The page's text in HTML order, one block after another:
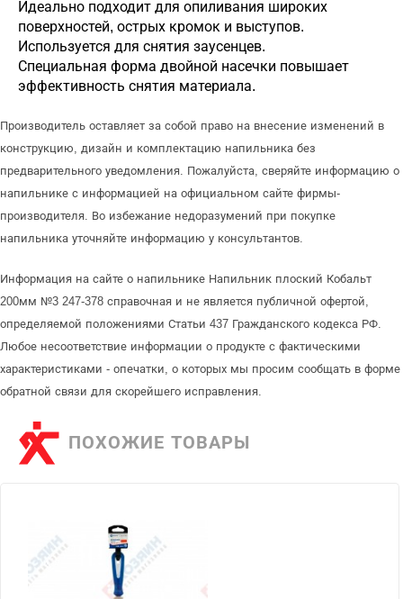
Идеально подходит для опиливания широких
поверхностей, острых кромок и выступов.
Используется для снятия заусенцев.
Специальная форма двойной насечки повышает
эффективность снятия материала.
Производитель оставляет за собой право на внесение изменений в
конструкцию, дизайн и комплектацию напильника без
предварительного уведомления. Пожалуйста, сверяйте информацию о
напильнике с информацией на официальном сайте фирмы-
производителя. Во избежание недоразумений при покупке
напильника уточняйте информацию у консультантов.
Информация на сайте о напильнике Напильник плоский Кобальт
200мм №3 247-378 справочная и не является публичной офертой,
определяемой положениями Статьи 437 Гражданского кодекса РФ.
Любое несоответствие информации о продукте с фактическими
характеристиками - опечатки, о которых мы просим сообщать в форме
обратной связи для скорейшего исправления.
ПОХОЖИЕ ТОВАРЫ